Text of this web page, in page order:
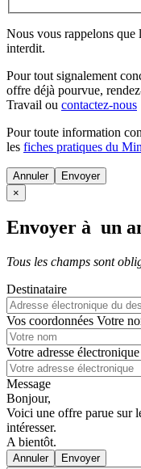
Nous vous rappelons que
interdit.
Pour tout signalement
offre déjà pourvue,
Travail ou contactez-nous
Pour toute information
les fiches pratiques du
Annuler
×
Envoyer à un
Tous les champs sont
Destinataire
Vos coordonnées Votre
Votre adresse électronique
Message
Bonjour,
Voici une offre parue sur
intéresser.
A bientôt.
Annuler